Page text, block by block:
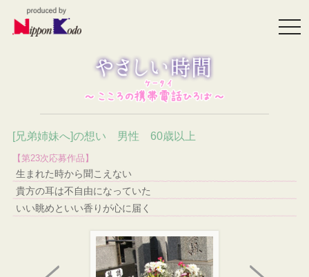
[兄弟姉妹へ]の想い 男性 60歳以上
【第23次応募作品】
生まれた時から聞こえない
貴方の耳は不自由になっていた
いい眺めといい香りが心に届く